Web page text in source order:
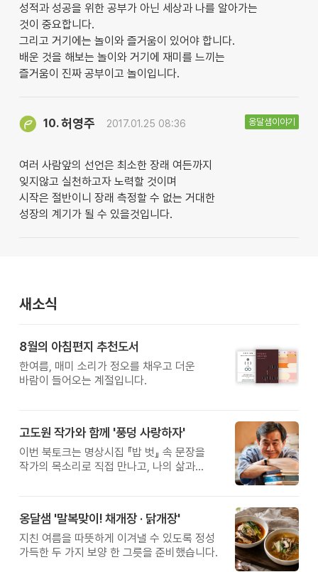
성적과 성공을 위한 공부가 아닌 세상과 나를 알아가는
것이 중요합니다.
그리고 거기에는 놀이와 즐거움이 있어야 합니다.
배운 것을 해보는 놀이와 거기에 재미를 느끼는
즐거움이 진짜 공부이고 놀이입니다.
10.허영주 2017.01.25 08:36
여러 사람앞의 선언은 최소한 장래 여든까지
잊지않고 실천하고자 노력할 것이며
시작은 절반이니 장래 측정할 수 없는 거대한
성장의 계기가 될 수 있을것입니다.
옹달샘이야기
새소식
8월의 아침편지 추천도서
한여름, 매미 소리가 정오를 채우고 더운
바람이 들어오는 계절입니다.
고도원 작가와 함께 '풍덩 사랑하자'
이번 북토크는 명상시집 『밥 벗』 속 문장을
작가의 목소리로 직접 만나고, 나의 삶과
옹달샘 '말복맞이! 채개장 · 닭개장'
지친 여름을 따뜻하게 이겨낼 수 있도록 정성
가득한 두 가지 보양 한 그릇을 준비했습니다.